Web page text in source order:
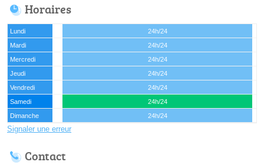
Horaires
Lundi
24h/24
Mardi
24h/24
Mercredi
24h/24
Jeudi
24h/24
Vendredi
24h/24
Samedi
24h/24
Dimanche
24h/24
Signaler une erreur
Contact